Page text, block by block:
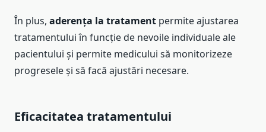
În plus, aderența la tratament permite ajustarea
tratamentului în funcție de nevoile individuale ale
pacientului și permite medicului să monitorizeze
progresele și să facă ajustări necesare.
Eficacitatea tratamentului